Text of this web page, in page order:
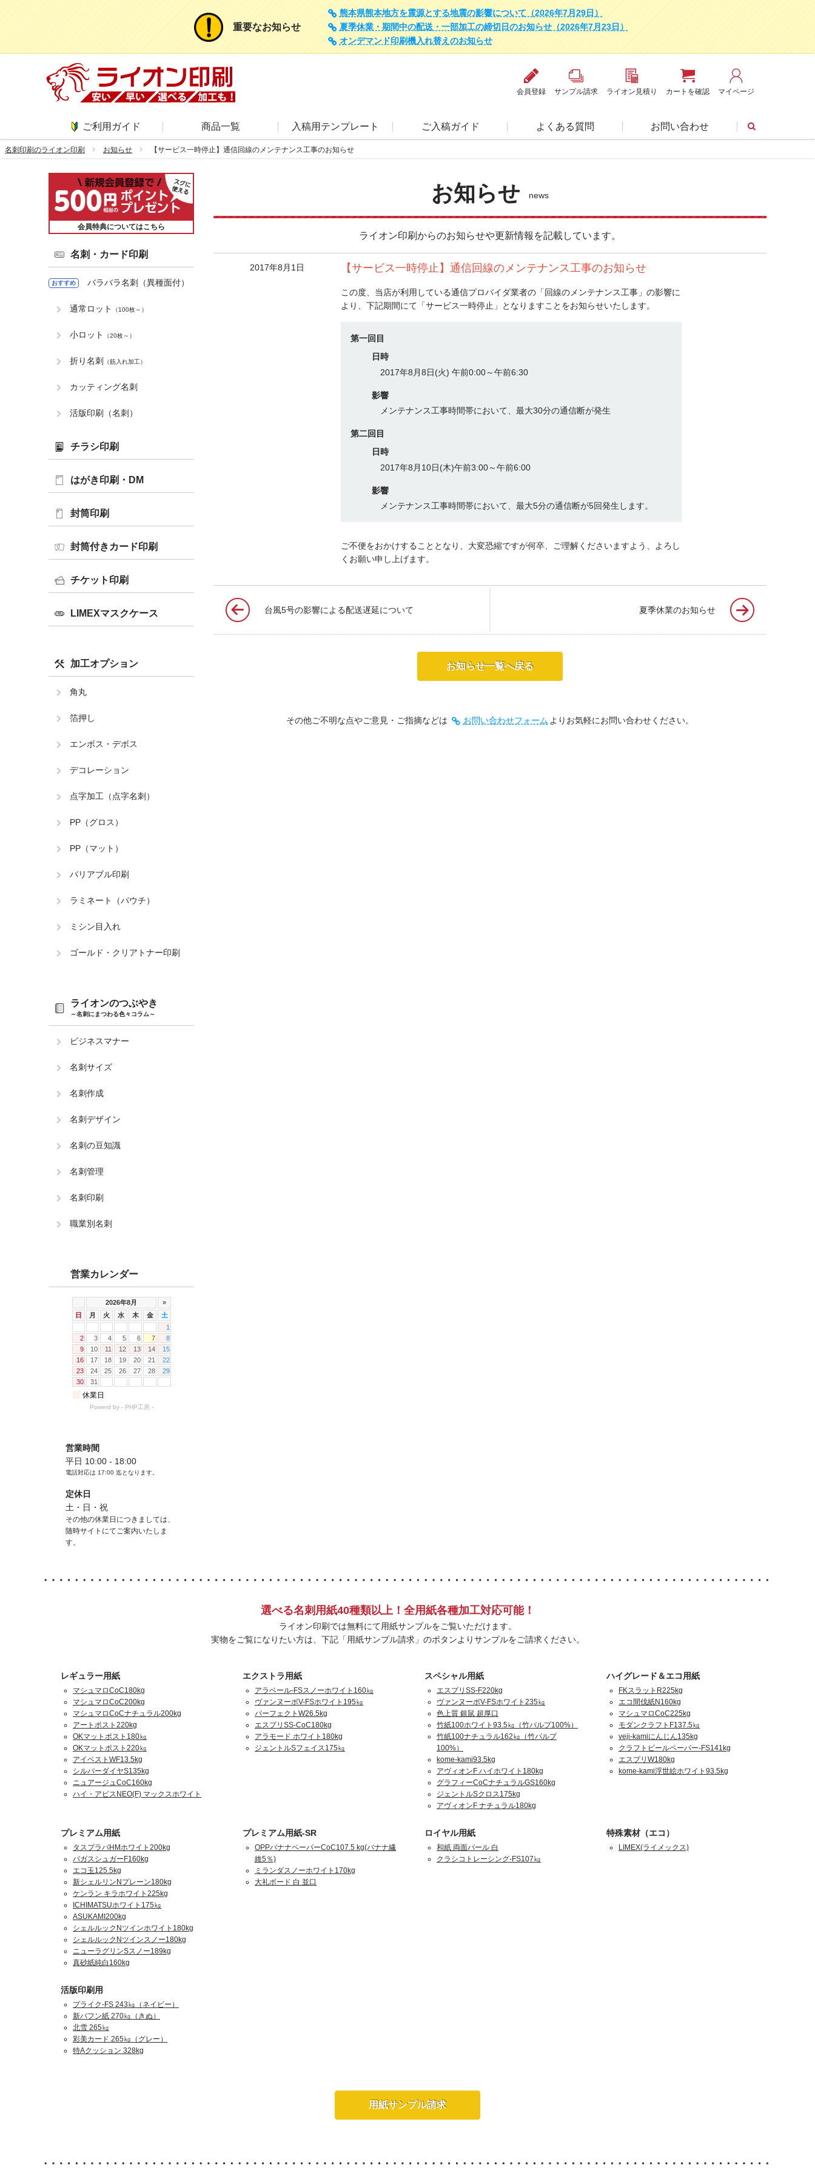
重要なお知らせ
熊本県熊本地方を震源とする地震の影響について（2026年7月29日）
夏季休業・期間中の配送・一部加工の締切日のお知らせ（2026年7月23日）
オンデマンド印刷機入れ替えのお知らせ
会員登録 サンプル請求 ライオン見積り カートを確認 マイページ
ご利用ガイド 商品一覧 入稿用テンプレート ご入稿ガイド よくある質問 お問い合わせ
名刺印刷のライオン印刷 お知らせ 【サービス一時停止】通信回線のメンテナンス工事のお知らせ
お知らせ news
ライオン印刷からのお知らせや更新情報を記載しています。
2017年8月1日 【サービス一時停止】通信回線のメンテナンス工事のお知らせ
この度、当店が利用している通信プロバイダ業者の「回線のメンテナンス工事」の影響に
より、下記期間にて「サービス一時停止」となりますことをお知らせいたします。
第一回目
日時
2017年8月8日(火) 午前0:00～午前6:30
影響
メンテナンス工事時間帯において、最大30分の通信断が発生
第二回目
日時
2017年8月10日(木)午前3:00～午前6:00
影響
メンテナンス工事時間帯において、最大5分の通信断が5回発生します。
ご不便をおかけすることとなり、大変恐縮ですが何卒、ご理解くださいますよう、よろし
くお願い申し上げます。
台風5号の影響による配送遅延について 夏季休業のお知らせ
お知らせ一覧へ戻る
その他ご不明な点やご意見・ご指摘などは お問い合わせフォーム よりお気軽にお問い合わせください。
会員特典についてはこちら
名刺・カード印刷
おすすめ バラバラ名刺（異種面付）
通常ロット （100枚～）
小ロット （20枚～）
折り名刺 （筋入れ加工）
カッティング名刺
活版印刷（名刺）
チラシ印刷
はがき印刷・DM
封筒印刷
封筒付きカード印刷
チケット印刷
LIMEXマスクケース
加工オプション
角丸
箔押し
エンボス・デボス
デコレーション
点字加工（点字名刺）
PP（グロス）
PP（マット）
バリアブル印刷
ラミネート（パウチ）
ミシン目入れ
ゴールド・クリアトナー印刷
ライオンのつぶやき
～名刺にまつわる色々コラム～
ビジネスマナー
名刺サイズ
名刺作成
名刺デザイン
名刺の豆知識
名刺管理
名刺印刷
職業別名刺
営業カレンダー
営業時間
平日 10:00 - 18:00
電話対応は 17:00 迄となります。
定休日
土・日・祝
その他の休業日につきましては、
随時サイトにてご案内いたしま
す。
選べる名刺用紙40種類以上！全用紙各種加工対応可能！
ライオン印刷では無料にて用紙サンプルをご覧いただけます。
実物をご覧になりたい方は、下記「用紙サンプル請求」のボタンよりサンプルをご請求ください。
レギュラー用紙
マシュマロCoC180kg
マシュマロCoC200kg
マシュマロCoCナチュラル200kg
アートポスト220kg
OKマットポスト180㎏
OKマットポスト220㎏
アイベストWF13.5kg
シルバーダイヤS135kg
ニュアージュCoC160kg
ハイ・アピスNEO(F) マックスホワイト
エクストラ用紙
アラベール-FSスノーホワイト160㎏
ヴァンヌーボV-FSホワイト195㎏
パーフェクトW26.5kg
エスプリSS-CoC180kg
アラモード ホワイト180kg
ジェントルSフェイス175㎏
スペシャル用紙
エスプリSS-F220kg
ヴァンヌーボV-FSホワイト235㎏
色上質 銀鼠 超厚口
竹紙100ホワイト93.5㎏（竹パルプ100%）
竹紙100ナチュラル162㎏（竹パルプ
100%）
kome-kami93.5kg
アヴィオンF ハイホワイト180kg
グラフィーCoCナチュラルGS160kg
ジェントルSクロス175kg
アヴィオンF ナチュラル180kg
ハイグレード＆エコ用紙
FKスラットR225kg
エコ間伐紙N160kg
マシュマロCoC225kg
モダンクラフトF137.5㎏
veji-kamiにんじん135kg
クラフトビールペーパー-FS141kg
エスプリW180kg
kome-kami浮世絵ホワイト93.5kg
プレミアム用紙
タスプラパHMホワイト200kg
バガスシュガーF160kg
エコ玉125.5kg
新シェルリンNプレーン180kg
ケンラン キラホワイト225kg
ICHIMATSUホワイト175㎏
ASUKAMI200kg
シェルルックNツインホワイト180kg
シェルルックNツインスノー180kg
ニューラグリンSスノー189kg
真砂紙純白160kg
プレミアム用紙-SR
OPPバナナペーパーCoC107.5 kg(バナナ繊
維5％)
ミランダスノーホワイト170kg
大礼ボード 白 並口
ロイヤル用紙
和紙 両面パール 白
クラシコトレーシング-FS107㎏
特殊素材（エコ）
LIMEX(ライメックス)
活版印刷用
プライク-FS 243㎏（ネイビー）
新バフン紙 270㎏（きぬ）
北雪 265㎏
彩美カード 265㎏（グレー）
特Aクッション 328kg
用紙サンプル請求